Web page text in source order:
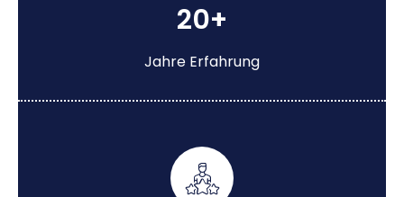
20+
Jahre Erfahrung